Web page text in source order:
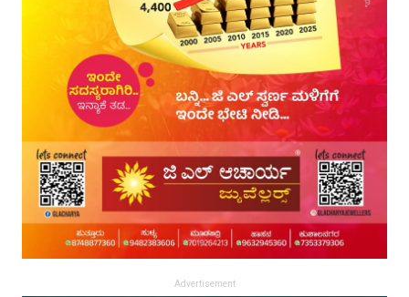
Advertisement